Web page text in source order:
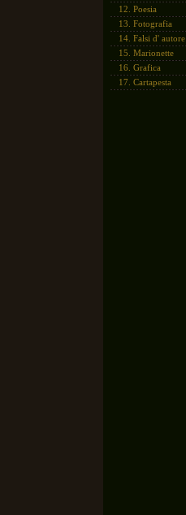
12. Poesia
13. Fotografia
14. Falsi d' autore
15. Marionette
16. Grafica
17. Cartapesta